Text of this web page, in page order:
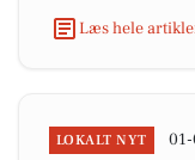
Læs hele
LOKALT NYT